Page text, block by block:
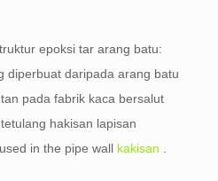
epoksi tar arang batu:
diperbuat daripada arang batu
pada fabrik kaca bersalut
hakisan lapisan
in the pipe wall kakisan